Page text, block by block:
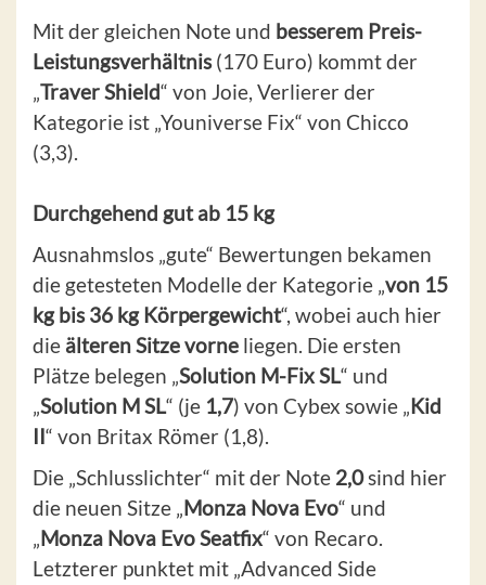
Mit der gleichen Note und besserem Preis-
Leistungsverhältnis(170 Euro) kommt der
„Traver Shield“ von Joie, Verlierer der
Kategorie ist „Youniverse Fix“ von Chicco
(3,3).
Durchgehend gut ab 15 kg
Ausnahmslos „gute“ Bewertungen bekamen
die getesteten Modelle der Kategorie „von 15
kg bis 36 kg Körpergewicht“, wobei auch hier
die älteren Sitze vorne liegen. Die ersten
Plätze belegen „Solution M-Fix SL“ und
„Solution M SL“ (je 1,7) von Cybex sowie „Kid
II“ von Britax Römer (1,8).
Die „Schlusslichter“ mit der Note 2,0sind hier
die neuen Sitze „Monza Nova Evo“ und
„Monza Nova Evo Seatfix“ von Recaro.
Letzterer punktet mit „Advanced Side